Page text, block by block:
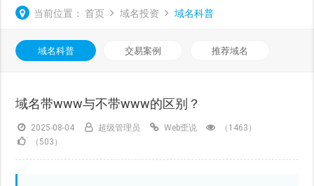
当前位置： 首页 域名投资 域名科普
域名科普 交易案例 推荐域名
域名带www与不带www的区别？
2025-08-04 超级管理员 Web歪说
（1463）
（503）